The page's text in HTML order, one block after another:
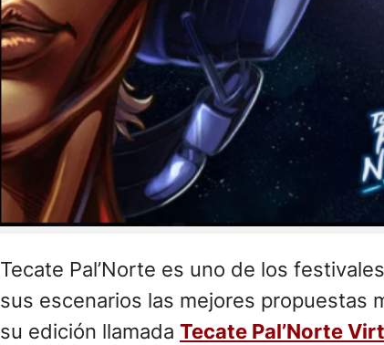
Tecate Pal’Norte es uno de los
sus escenarios las mejores propuestas
su edición llamada Tecate Pal’Norte